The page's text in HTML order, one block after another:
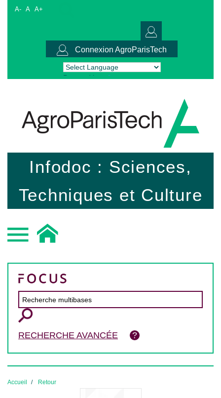
A- A A+
Connexion AgroParisTech
Powered by Translate
Infodoc : Sciences,
Techniques et Culture
RECHERCHE AVANCÉE
Accueil Retour